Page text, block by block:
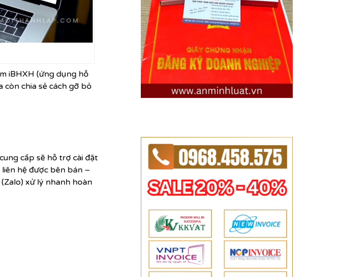
iBHXH (ứng dụng hỗ
còn chia sẻ cách gỡ bỏ
cấp sẽ hỗ trợ cài đặt
hệ được bên bán –
(Zalo) xử lý nhanh hoàn